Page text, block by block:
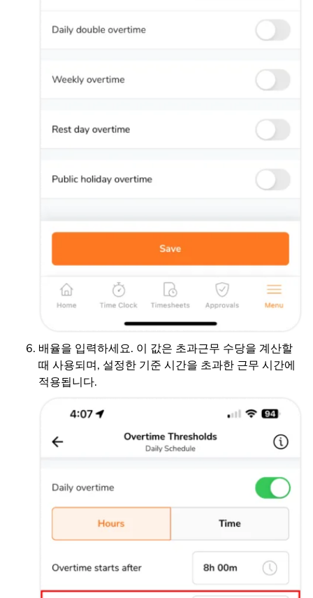
배율을 입력하세요. 이 값은 초과근무 수당을 계산할
때 사용되며, 설정한 기준 시간을 초과한 근무 시간에
적용됩니다.